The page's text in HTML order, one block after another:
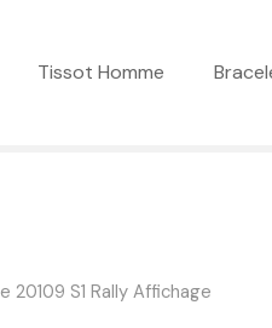
Tissot Homme
20109 S1 Rally Affichage